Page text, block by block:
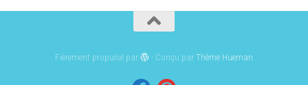
Fièrement propulsé par - Conçu parThème Hueman